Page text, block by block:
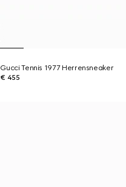
Gucci Tennis 1977 Herrensneaker
€ 455